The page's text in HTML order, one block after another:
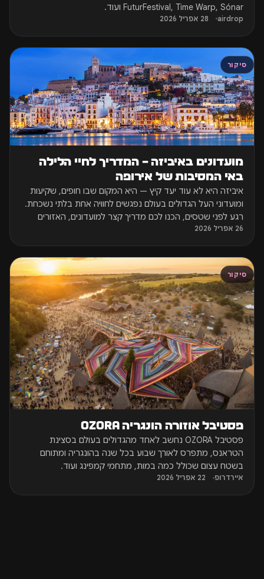
FuturFestival, Time Warp, Sónar ועוד.
airdrop 28 אפריל 2026
סיקור
מועדונים באיביזה – המדריך לחיי הלילה
באי המסיבות של אירופה
איביזה היא לא עוד יעד קיץ — היא המקום שבו חופים, שקיעות
ומועדוני העל הגדולים בעולם נפגשים לחוויה אחת בלתי נשכחת.
רגע לפני שטסים, הכנו לכם מדריך קצר למועדונים, האזורים
והמסיבות שאסור לפספס באי הכי מדובר באירופה.
26 אפריל 2026
סיקור
פסטיבל אוזורה הונגריה OZORA
פסטיבל OZORA נחשב לאחד מהגדולים בעולם בסצינת
הטראנס, מתפרס לאורך שבוע בכל שנה בהונגריה ומתוחם
בשטח עצום שכולל כמה במות, מתחמי קמפינג ועוד.
איירדרופ 22 אפריל 2026